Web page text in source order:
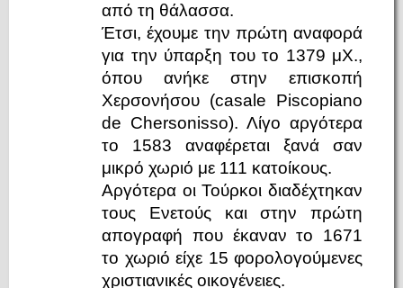
από τη θάλασσα.
Έτσι, έχουμε την πρώτη αναφορά
για την ύπαρξη του το 1379 μΧ.,
όπου ανήκε στην επισκοπή
Χερσονήσου (casale Piscopiano
de Chersonisso). Λίγο αργότερα
το 1583 αναφέρεται ξανά σαν
μικρό χωριό με 111 κατοίκους.
Αργότερα οι Τούρκοι διαδέχτηκαν
τους Ενετούς και στην πρώτη
απογραφή που έκαναν το 1671
το χωριό είχε 15 φορολογούμενες
χριστιανικές οικογένειες.